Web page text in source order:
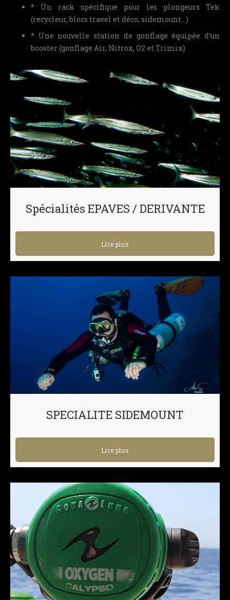
* Un rack spécifique pour les plongeurs Tek
(recycleur, blocs travel et déco, sidemount…)
* Une nouvelle station de gonflage équipée d’un
booster (gonflage Air, Nitrox, O2 et Trimix)
Spécialités EPAVES / DERIVANTE
Lire plus
SPECIALITE SIDEMOUNT
Lire plus